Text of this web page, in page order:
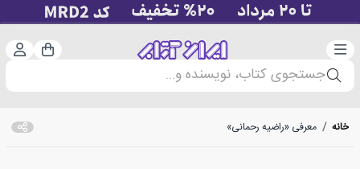
دسته‌بندی سبد
جستجوی کتاب، نویسنده و...
خانه / معرفی «راضیه رحمانی»